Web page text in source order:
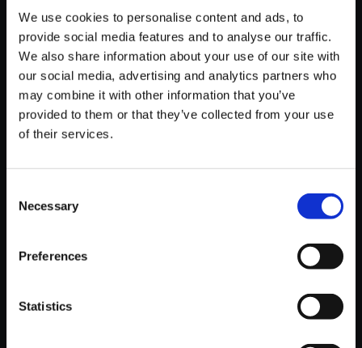
We use cookies to personalise content and ads, to
provide social media features and to analyse our traffic.
We also share information about your use of our site with
our social media, advertising and analytics partners who
may combine it with other information that you’ve
provided to them or that they’ve collected from your use
of their services.
Selection
Necessary
Preferences
Statistics
【単曲】ストリートファイター
V エクスパンション トラックス
2 預言
おすすめ商品